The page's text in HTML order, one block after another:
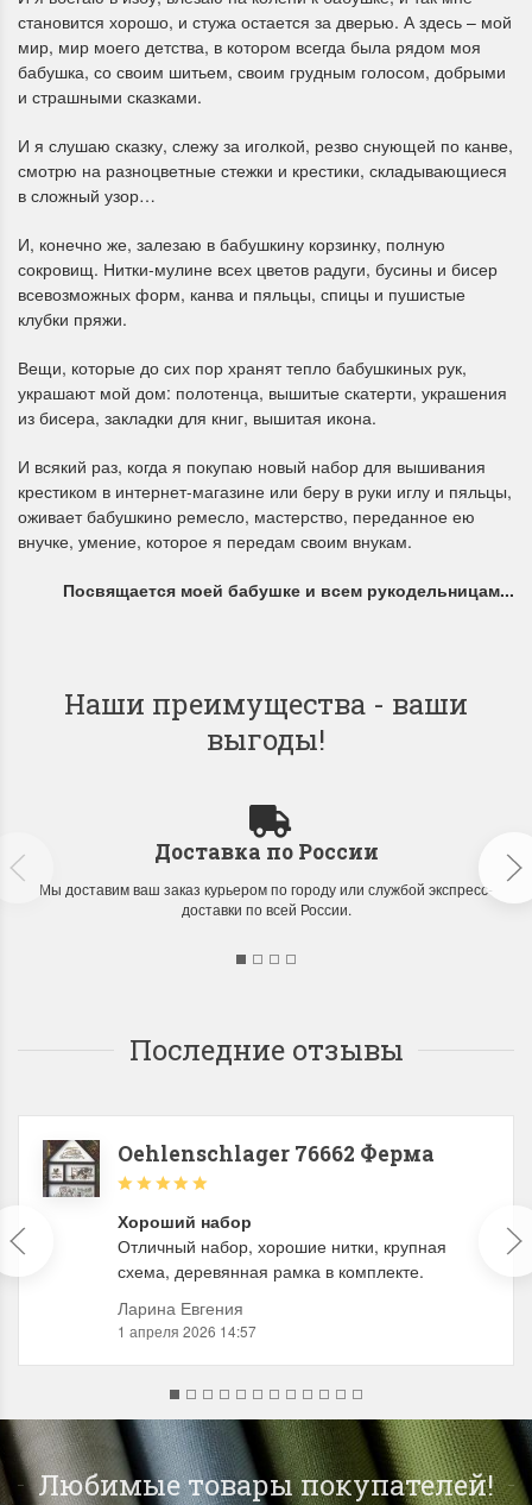
становится хорошо, и стужа остается за дверью. А здесь – мой
мир, мир моего детства, в котором всегда была рядом моя
бабушка, со своим шитьем, своим грудным голосом, добрыми
и страшными сказками.
И я слушаю сказку, слежу за иголкой, резво снующей по канве,
смотрю на разноцветные стежки и крестики, складывающиеся
в сложный узор…
И, конечно же, залезаю в бабушкину корзинку, полную
сокровищ. Нитки-мулине всех цветов радуги, бусины и бисер
всевозможных форм, канва и пяльцы, спицы и пушистые
клубки пряжи.
Вещи, которые до сих пор хранят тепло бабушкиных рук,
украшают мой дом: полотенца, вышитые скатерти, украшения
из бисера, закладки для книг, вышитая икона.
И всякий раз, когда я покупаю новый набор для вышивания
крестиком в интернет-магазине или беру в руки иглу и пяльцы,
оживает бабушкино ремесло, мастерство, переданное ею
внучке, умение, которое я передам своим внукам.
Посвящается моей бабушке и всем рукодельницам...
Наши преимущества - ваши
выгоды!
Доставка по России
Мы доставим ваш заказ курьером по городу или службой экспресс-
доставки по всей России.
Последние отзывы
Oehlenschlager 76662 Ферма
Хороший набор
Отличный набор, хорошие нитки, крупная
схема, деревянная рамка в комплекте.
Ларина Евгения
1 апреля 2026 14:57
Любимые товары покупателей!